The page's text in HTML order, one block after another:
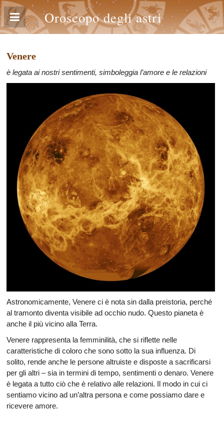
Oroscopo degli astri
Venere
è legata ai nostri sentimenti, simboleggia l’amore e le relazioni
Astronomicamente, Venere ci è nota sin dalla preistoria, perché
al tramonto diventa visibile ad occhio nudo. Questo pianeta è
anche il più vicino alla Terra.
Venere rappresenta la femminilità, che si riflette nelle
caratteristiche di coloro che sono sotto la sua influenza. Di
solito, rende anche le persone altruiste e disposte a sacrificarsi
per gli altri – sia in termini di tempo, sentimenti o denaro. Venere
è legata a tutto ciò che è relativo alle relazioni. Il modo in cui ci
sentiamo vicino ad un’altra persona e come possiamo dare e
ricevere amore.